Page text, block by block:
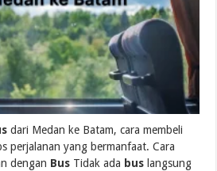
dari Medan ke Batam, cara membeli
perjalanan yang bermanfaat. Cara
dengan Bus Tidak ada bus langsung